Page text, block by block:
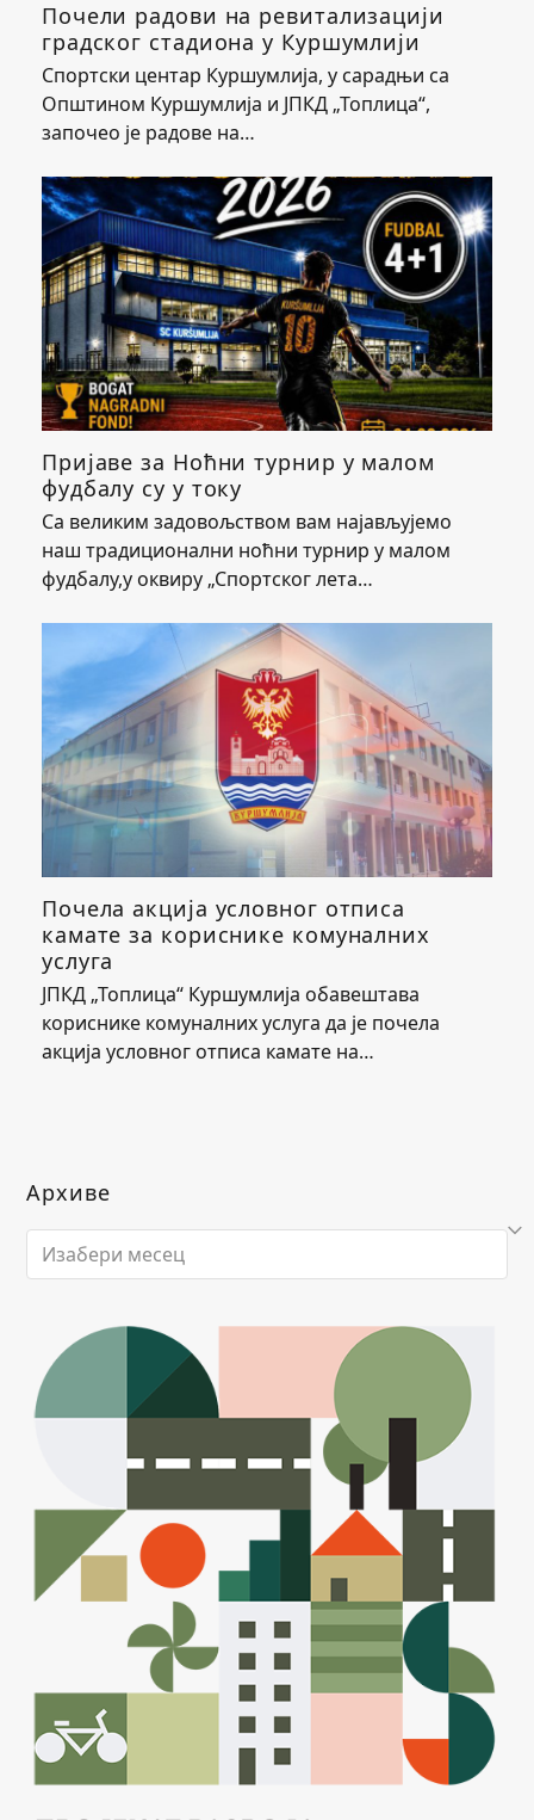
Почели радови на ревитализацији
градског стадиона у Куршумлији
Спортски центар Куршумлија, у сарадњи са
Општином Куршумлија и ЈПКД „Топлица“,
започео је радове на…
Пријаве за Ноћни турнир у малом
фудбалу су у току
Са великим задовољством вам најављујемо
наш традиционални ноћни турнир у малом
фудбалу,у оквиру „Спортског лета…
Почела акција условног отписа
камате за кориснике комуналних
услуга
ЈПКД „Топлица“ Куршумлија обавештава
кориснике комуналних услуга да је почела
акција условног отписа камате на…
Архиве
Архиве